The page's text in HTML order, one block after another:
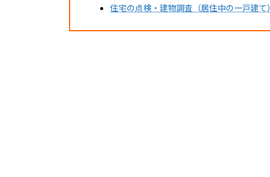
住宅の点検・建物調査（居住中の一戸建て）